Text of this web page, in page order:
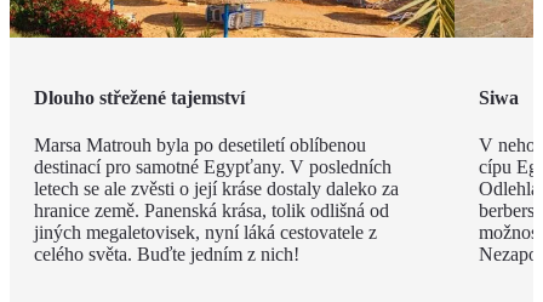
Dlouho střežené tajemství
Marsa Matrouh byla po desetiletí oblíbenou
destinací pro samotné Egypťany. V posledních
letech se ale zvěsti o její kráse dostaly daleko za
hranice země. Panenská krása, tolik odlišná od
jiných megaletovisek, nyní láká cestovatele z
celého světa. Buďte jedním z nich!
Siwa
V
cípu
Odlehlá